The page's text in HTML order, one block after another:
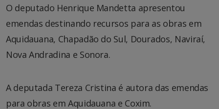
O deputado Henrique Mandetta apresentou
emendas destinando recursos para as obras em
Aquidauana, Chapadão do Sul, Dourados, Naviraí,
Nova Andradina e Sonora.
A deputada Tereza Cristina é autora das emendas
para obras em Aquidauana e Coxim.